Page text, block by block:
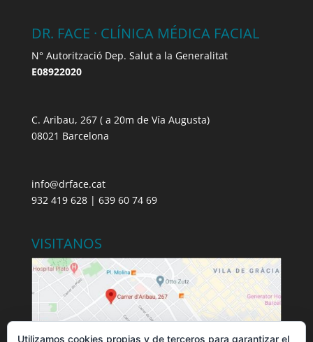
DR. FACE · CLÍNICA MÉDICA FACIAL
N° Autorització Dep. Salut a la Generalitat
E08922020
C. Aribau, 267 ( a 20m de Vía Augusta)
08021 Barcelona
info@drface.cat
932 419 628 | 639 60 74 69
VISITANOS
Utilizamos cookies propias y de terceros para garantizar el